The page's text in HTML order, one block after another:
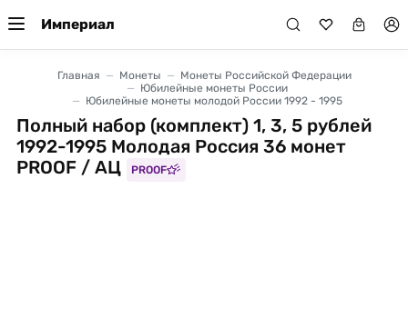
Империал
Главная Монеты
Монеты Российской Федерации
Юбилейные монеты России
Юбилейные монеты молодой России 1992 - 1995
Полный набор (комплект) 1, 3, 5 рублей
1992-1995 Молодая Россия 36 монет
PROOF / АЦ
PROOF